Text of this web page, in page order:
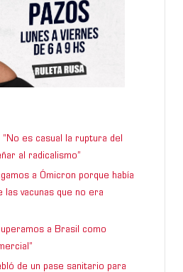
es casual la ruptura del
al radicalismo”
a Ómicron porque había
las vacunas que no era
a Brasil como
de un pase sanitario para